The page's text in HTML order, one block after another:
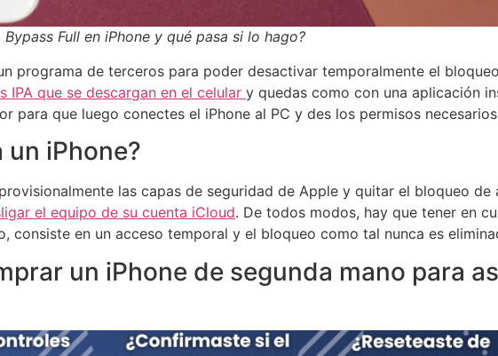
Full en iPhone y qué pasa si lo hago?
programa de terceros para poder desactivar temporalmente el
IPA que se descargan en el celular y quedas como con una aplicación
para que luego conectes el iPhone al PC y des los permisos
un iPhone?
las capas de seguridad de Apple y quitar el bloqueo de
el equipo de su cuenta iCloud. De todos modos, hay que tener en
consiste en un acceso temporal y el bloqueo como tal nunca es
un iPhone de segunda mano para